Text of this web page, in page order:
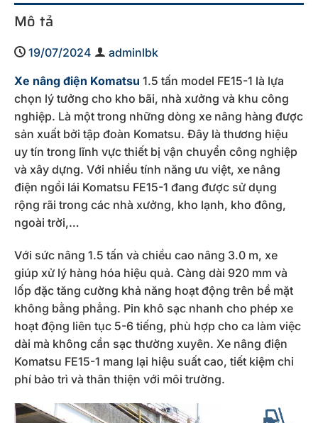
Mô tả
19/07/2024
adminlbk
Xe nâng điện Komatsu 1.5 tấn model FE15-1 là lựa
chọn lý tưởng cho kho bãi, nhà xưởng và khu công
nghiệp. Là một trong những dòng xe nâng hàng được
sản xuất bởi tập đoàn Komatsu. Đây là thương hiệu
uy tín trong lĩnh vực thiết bị vận chuyển công nghiệp
và xây dựng. Với nhiều tính năng ưu việt, xe nâng
điện ngồi lái Komatsu FE15-1 đang được sử dụng
rộng rãi trong các nhà xưởng, kho lạnh, kho đông,
ngoài trời,…
Với sức nâng 1.5 tấn và chiều cao nâng 3.0 m, xe
giúp xử lý hàng hóa hiệu quả. Càng dài 920 mm và
lốp đặc tăng cường khả năng hoạt động trên bề mặt
không bằng phẳng. Pin khô sạc nhanh cho phép xe
hoạt động liên tục 5-6 tiếng, phù hợp cho ca làm việc
dài mà không cần sạc thường xuyên. Xe nâng điện
Komatsu FE15-1 mang lại hiệu suất cao, tiết kiệm chi
phí bảo trì và thân thiện với môi trường.